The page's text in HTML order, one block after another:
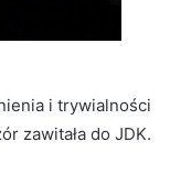
i trywialności
zawitała do JDK.